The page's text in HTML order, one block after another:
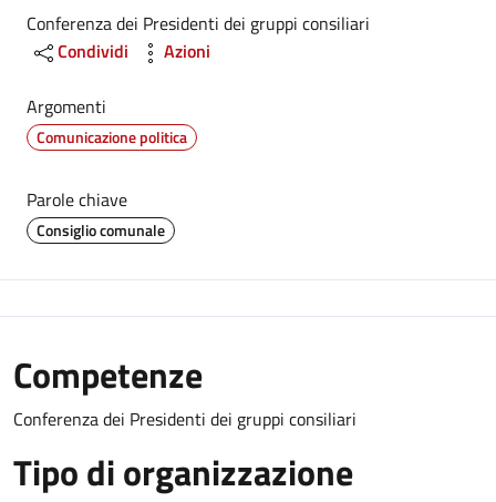
Dettagli
Conferenza dei Presidenti dei gruppi consiliari
Condividi
Azioni
Argomenti
Comunicazione politica
Parole chiave
Consiglio comunale
Competenze
Conferenza dei Presidenti dei gruppi consiliari
Tipo di organizzazione